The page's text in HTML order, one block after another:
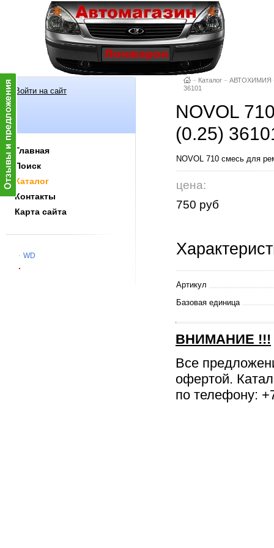
Войти на сайт
Главная
Поиск
Каталог
Контакты
Карта сайта
WD
– Каталог – АВТОХИМИЯ
36101
NOVOL
(0.25)
NOVOL 710 смесь для
цена:
750 руб
Артикул
Базовая единица
ВНИМАНИЕ !!!
Все
офертой.
по телефону: